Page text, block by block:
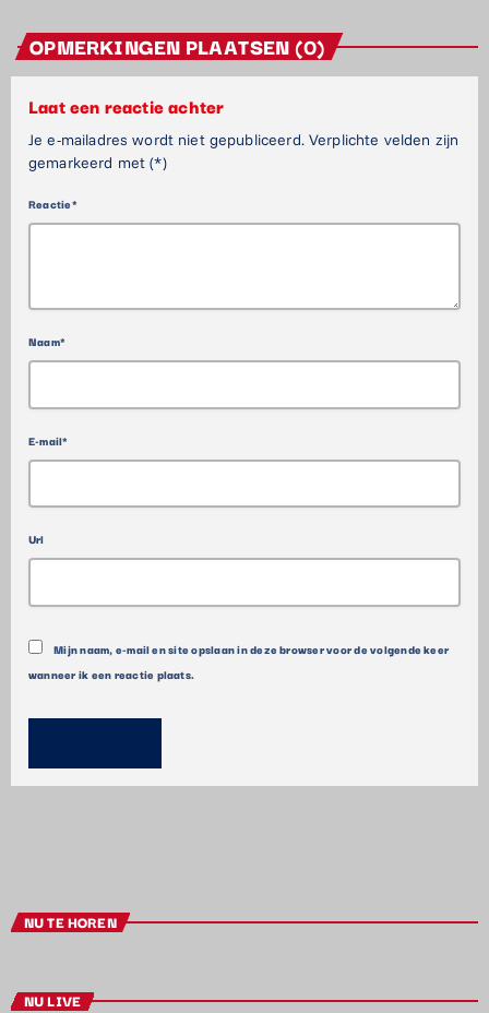
OPMERKINGEN PLAATSEN (0)
Laat een reactie achter
Je e-mailadres wordt niet gepubliceerd. Verplichte velden zijn
gemarkeerd met (*)
Reactie*
Naam*
E-mail*
Url
Mijn naam, e-mail en site opslaan in deze browser voor de volgende keer
wanneer ik een reactie plaats.
NU TE HOREN
NU LIVE